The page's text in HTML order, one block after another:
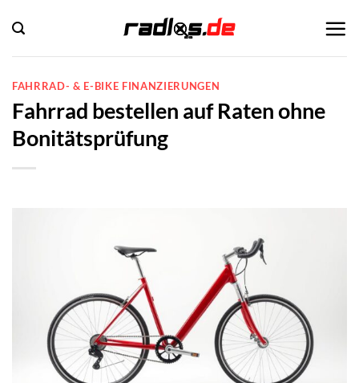
Inhalt
springen
FAHRRAD- & E-BIKE FINANZIERUNGEN
Fahrrad bestellen auf Raten ohne
Bonitätsprüfung